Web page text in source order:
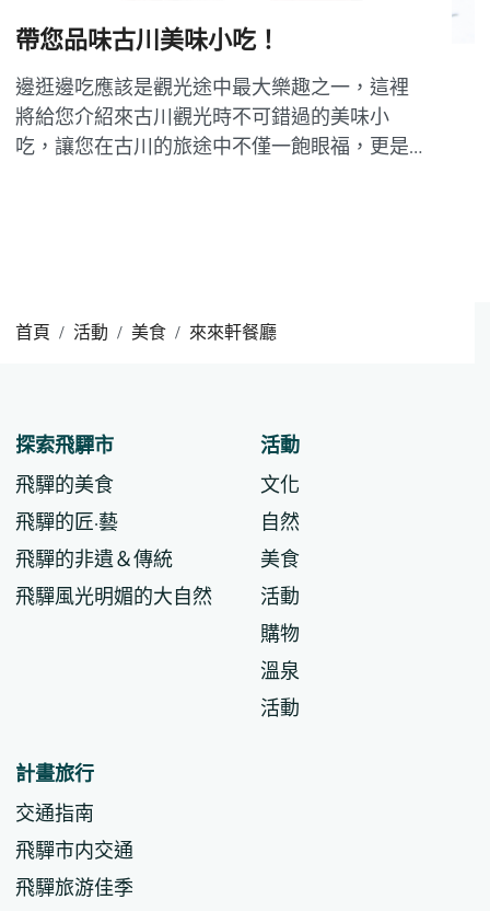
帶您品味古川美味小吃！
邊逛邊吃應該是觀光途中最大樂趣之一，這裡
將給您介紹來古川觀光時不可錯過的美味小
吃，讓您在古川的旅途中不僅一飽眼福，更是
首頁 活動 美食 來來軒餐廳
探索飛驒市
飛驒的美食
飛驒的匠·藝
飛驒的非遺＆傳統
飛驒風光明媚的大自然
活動
文化
自然
美食
活動
購物
溫泉
活動
計畫旅行
交通指南
飛驒市内交通
飛驒旅游佳季